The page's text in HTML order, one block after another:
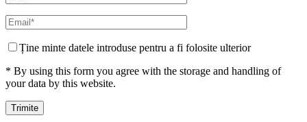
Ține minte datele introduse pentru a fi folosite ulterior
* By using this form you agree with the storage and handling of
your data by this website.